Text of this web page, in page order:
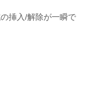
挿入/解除が一瞬で